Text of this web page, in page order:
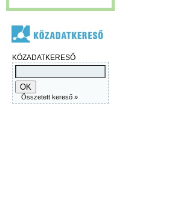
KÖZADATKERESŐ
Összetett kereső »